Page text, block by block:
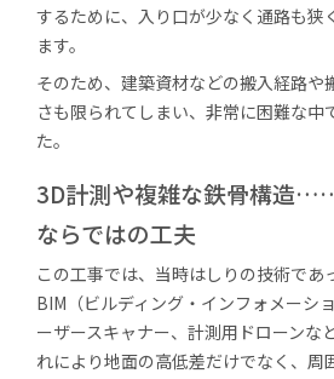
するために、入り口が少なく通路も狭
ます。
そのため、建築資材などの搬入経路や
さも限られてしまい、非常に困難な中
た。
3D計測や複雑な鉄骨構造
ならではの工夫
この工事では、当時はしりの技術であ
BIM（ビルディング・インフォメーシ
ーザースキャナー、計測用ドローンな
れにより地面の高低差だけでなく、周